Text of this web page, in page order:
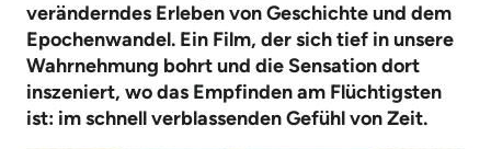
veränderndes Erleben von Geschichte und dem
Epochenwandel. Ein Film, der sich tief in unsere
Wahrnehmung bohrt und die Sensation dort
inszeniert, wo das Empfinden am Flüchtigsten
ist: im schnell verblassenden Gefühl von Zeit.